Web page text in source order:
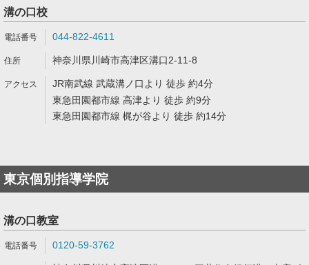
溝の口校
044-822-4611
神奈川県川崎市高津区溝口2-11-8
JR南武線 武蔵溝ノ口より 徒歩 約4分
東急田園都市線 高津より 徒歩 約9分
東急田園都市線 梶が谷より 徒歩 約14分
東京個別指導学院
溝の口教室
0120-59-3762